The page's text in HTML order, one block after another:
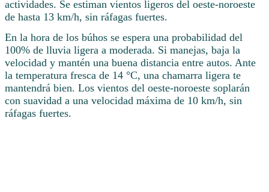
actividades. Se estiman vientos ligeros del oeste-noroeste
de hasta 13 km/h, sin ráfagas fuertes.
En la hora de los búhos se espera una probabilidad del
100% de lluvia ligera a moderada. Si manejas, baja la
velocidad y mantén una buena distancia entre autos. Ante
la temperatura fresca de 14 °C, una chamarra ligera te
mantendrá bien. Los vientos del oeste-noroeste soplarán
con suavidad a una velocidad máxima de 10 km/h, sin
ráfagas fuertes.